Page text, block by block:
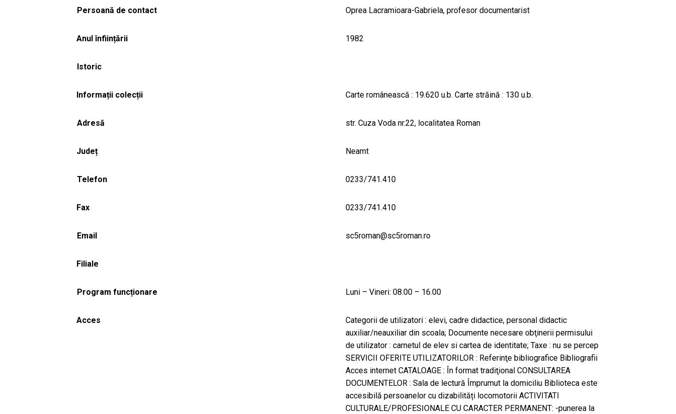
Persoană de contact Oprea Lacramioara-Gabriela, profesor documentarist
Anul înființării 1982
Istoric
Informații colecții Carte românească : 19.620 u.b. Carte străină : 130 u.b.
Adresă str. Cuza Voda nr.22, localitatea Roman
Județ Neamt
Telefon 0233/741.410
Fax 0233/741.410
Email sc5roman@sc5roman.ro
Filiale
Program funcționare Luni – Vineri: 08.00 – 16.00
Acces
Categorii de utilizatori : elevi, cadre didactice, personal didactic
auxiliar/neauxiliar din scoala; Documente necesare obţinerii permisului
de utilizator : carnetul de elev si cartea de identitate; Taxe : nu se percep
SERVICII OFERITE UTILIZATORILOR : Referinţe bibliografice Bibliografii
Acces internet CATALOAGE : În format tradiţional CONSULTAREA
DOCUMENTELOR : Sala de lectură Împrumut la domiciliu Biblioteca este
accesibilă persoanelor cu dizabilități locomotorii ACTIVITATI
CULTURALE/PROFESIONALE CU CARACTER PERMANENT: -punerea la